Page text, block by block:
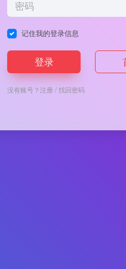
记住我的登录信息
登录
没有账号？注册/找回密码